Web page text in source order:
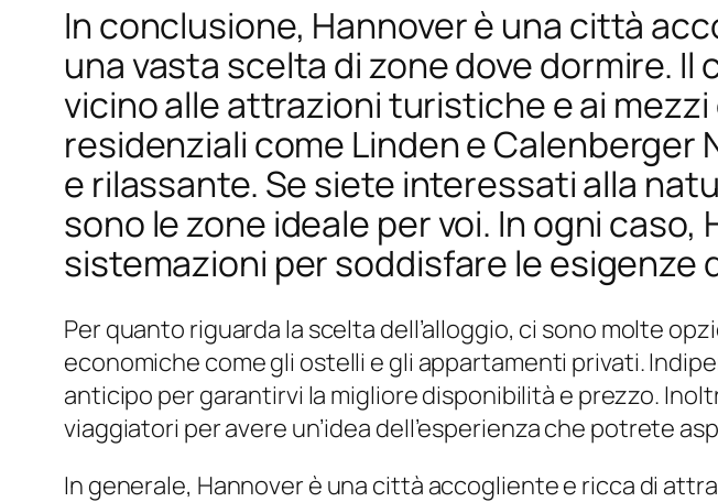
In conclusione, Hannover è una città
una vasta scelta di zone dove dormire.
vicino alle attrazioni turistiche e ai
residenziali come Linden e
e rilassante. Se siete interessati alla
sono le zone ideale per voi. In ogni
sistemazioni per soddisfare le esigenze
Per quanto riguarda la scelta dell’alloggio, ci sono molte
economiche come gli ostelli e gli appartamenti privati.
anticipo per garantirvi la migliore disponibilità e prezzo.
viaggiatori per avere un’idea dell’esperienza che potrete
In generale, Hannover è una città accogliente e ricca di